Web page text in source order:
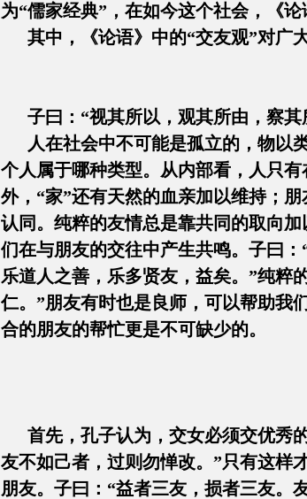
为“儒家经典”，在如今这个社会，《
其中，《论语》中的“交友观”对广大
子曰：“视其所以，观其所由，察其
人在社会中不可能是孤立的，物以
个人属于哪种类型。从内部看，人只
外，“家”还有天然的血亲加以维持；
认同。纯粹的友情总是靠共同的取向
们在与朋友的交往中产生共鸣。子曰
乐道人之善，乐多贤友，益矣。”纯粹
仁。”朋友有时也是良师，可以帮助我
合的朋友的帮忙更是不可缺少的。
首先，孔子认为，交女必须交优秀
友不如己者，过则勿惮改。”只有这样
朋友。子曰：“益者三友，损者三友。